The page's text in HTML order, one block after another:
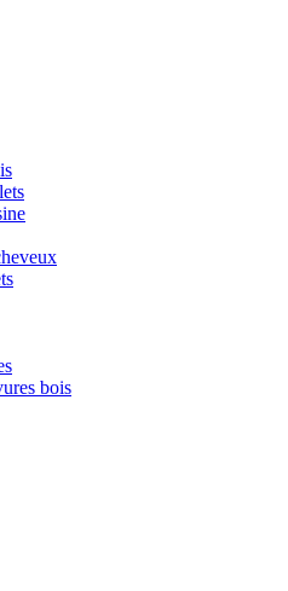
bois